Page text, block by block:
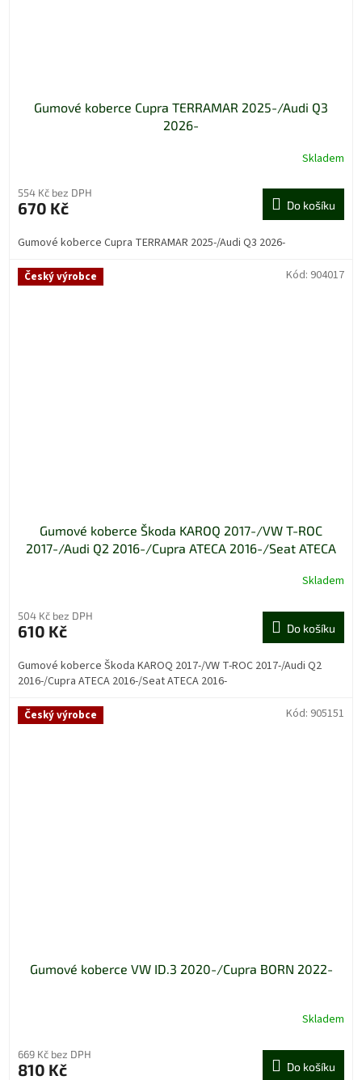
Gumové koberce Cupra TERRAMAR 2025-/Audi Q3
2026-
Skladem
554 Kč bez DPH
670 Kč Do košíku
Gumové koberce Cupra TERRAMAR 2025-/Audi Q3 2026-
Český výrobce
Gumové koberce Škoda KAROQ 2017-/VW T-ROC
2017-/Audi Q2 2016-/Cupra ATECA 2016-/Seat ATECA
Skladem
504 Kč bez DPH
610 Kč Do košíku
Gumové koberce Škoda KAROQ 2017-/VW T-ROC 2017-/Audi Q2
2016-/Cupra ATECA 2016-/Seat ATECA 2016-
Kód: 904017
Český výrobce
Gumové koberce VW ID.3 2020-/Cupra BORN 2022-
Skladem
669 Kč bez DPH
810 Kč Do košíku
Kód: 905151